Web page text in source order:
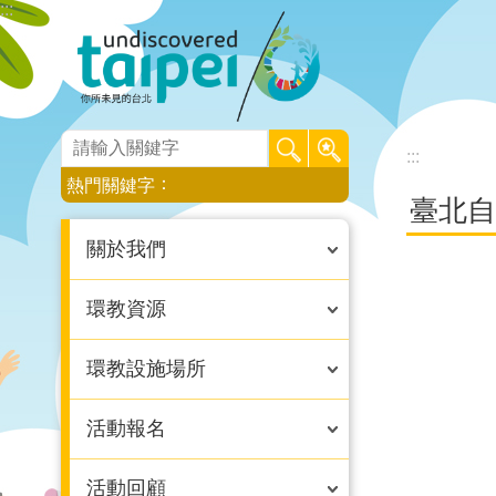
跳到主要內容區塊
:::
:::
熱門關鍵字
關於我們
環教資源
環教設施場所
活動報名
活動回顧
:::
臺北